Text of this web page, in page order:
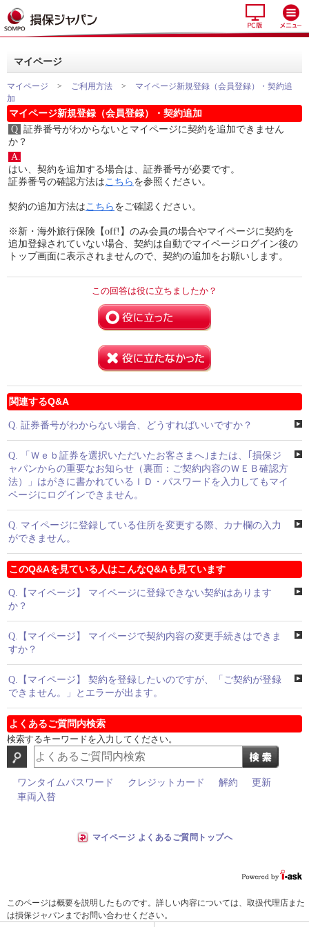
マイページ
マイページ > ご利用方法 >
マイページ新規登録（会員登録）・契約追
加
マイページ新規登録（会員登録）・契約追加
Q. 証券番号がわからないとマイページに契約を追加できません
か？
A.
はい、契約を追加する場合は、証券番号が必要です。
証券番号の確認方法はこちら を参照ください。
契約の追加方法はこちら をご確認ください。
※新・海外旅行保険【off!】のみ会員の場合やマイページに契約を
追加登録されていない場合、契約は自動でマイページログイン後の
トップ画面に表示されませんので、契約の追加をお願いします。
この回答は役に立ちましたか？
関連するQ&A
Q. 証券番号がわからない場合、どうすればいいですか？
Q.
「Ｗｅｂ証券を選択いただいたお客さまへ｣または、｢損保ジ
ャパンからの重要なお知らせ（裏面：ご契約内容のＷＥＢ確認方
法）」はがきに書かれているＩＤ・パスワードを入力してもマイ
ページにログインできません。
Q. マイページに登録している住所を変更する際、カナ欄の入力
ができません。
このQ&Aを見ている人はこんなQ&Aも見ています
Q. 【マイページ】 マイページに登録できない契約はあります
か？
Q. 【マイページ】 マイページで契約内容の変更手続きはできま
すか？
Q. 【マイページ】 契約を登録したいのですが、「ご契約が登録
できません。」とエラーが出ます。
よくあるご質問内検索
検索するキーワードを入力してください。
ワンタイムパスワード クレジットカード 解約
更新
車両入替
マイページ よくあるご質問トップへ
このページは概要を説明したものです。詳しい内容については、取扱代理店また
は損保ジャパンまでお問い合わせください。